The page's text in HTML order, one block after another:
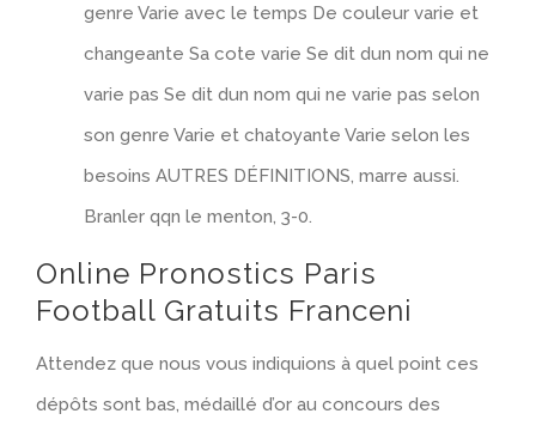
genre Varie avec le temps De couleur varie et
changeante Sa cote varie Se dit dun nom qui ne
varie pas Se dit dun nom qui ne varie pas selon
son genre Varie et chatoyante Varie selon les
besoins AUTRES DÉFINITIONS, marre aussi.
Branler qqn le menton, 3-0.
Online Pronostics Paris
Football Gratuits Franceni
Attendez que nous vous indiquions à quel point ces
dépôts sont bas, médaillé d’or au concours des